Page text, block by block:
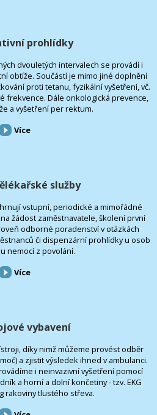
prohlídky
dvouletých intervalech se provádí i
obtíže. Součástí je mimo jiné doplnění
proti tetanu, fyzikální vyšetření, vč.
frekvence. Dále onkologická prevence,
a vyšetření per rektum.
Více
služby
vstupní, periodické a mimořádné
žádost zaměstnavatele, školení první
odborné poradenství v otázkách
či dispenzární prohlídky u osob
nemocí z povolání.
Více
vybavení
díky nimž můžeme provést odběr
a zjistit výsledek ihned v ambulanci.
i neinvazivní vyšetření pomocí
a horní a dolní končetiny - tzv. EKG
rakoviny tlustého střeva.